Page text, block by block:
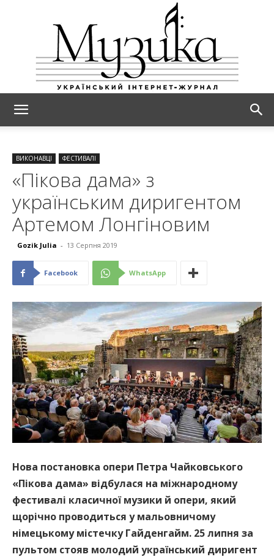
ВИКОНАВЦІ ФЕСТИВАЛІ
«Пікова дама» з
українським диригентом
Артемом Лонгіновим
Gozik Julia - 13 Серпня 2019
Facebook WhatsApp
Нова постановка опери Петра Чайковського
«Пікова дама» відбулася на міжнародному
фестивалі класичної музики й опери, який
щорічно проводиться у мальовничому
німецькому містечку Гайденгайм. 25 липня за
пультом стояв молодий український диригент